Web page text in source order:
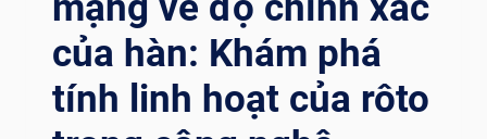
ี่แ
ม่นยำใ
นก
ารป
của hàn: Khám phá
tính linh hoạt của rôto